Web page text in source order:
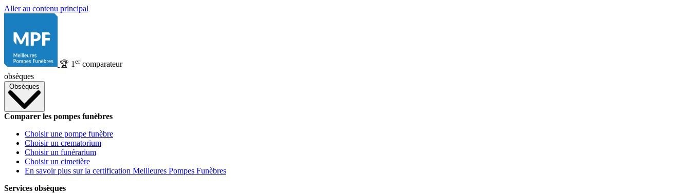
Aller au contenu principal
🏆 1 ercomparateur
obsèques
Obsèques
Comparer les pompes funèbres
Choisir une pompe funèbre
Choisir un crematorium
Choisir un funérarium
Choisir un cimetière
En savoir plus sur la certification Meilleures Pompes Funèbres
Services obsèques